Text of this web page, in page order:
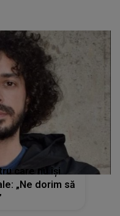
care nu își
„Ne dorim să